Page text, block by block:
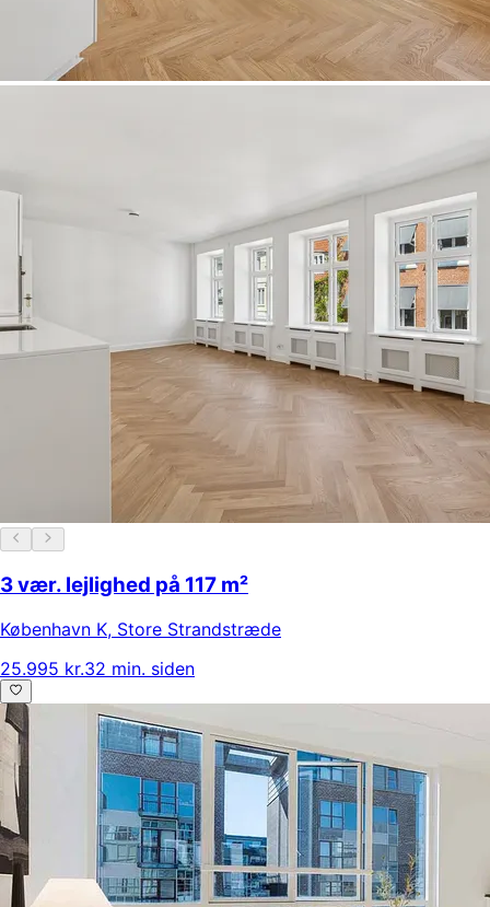
3 vær. lejlighed på 117 m²
København K, Store Strandstræde
25.995 kr.32 min. siden